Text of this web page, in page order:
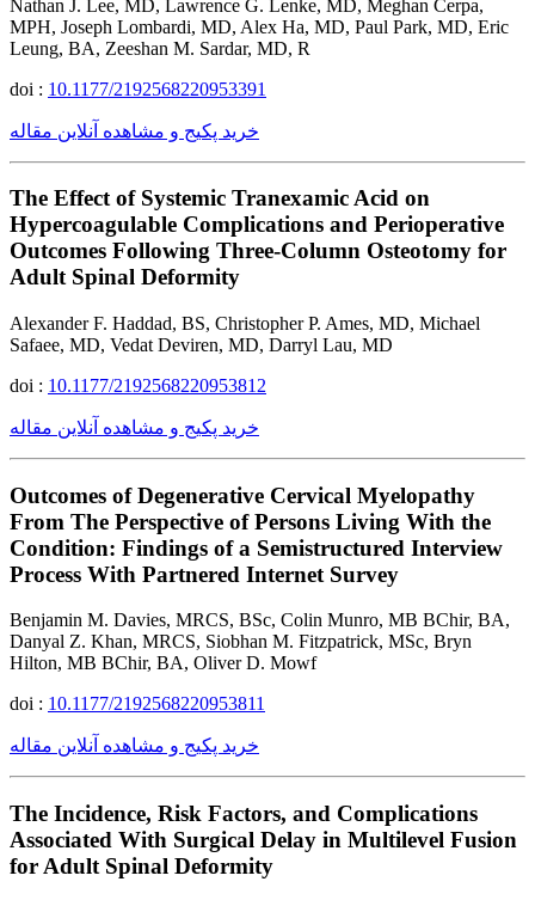
Nathan J. Lee, MD, Lawrence G. Lenke, MD, Meghan Cerpa,
MPH, Joseph Lombardi, MD, Alex Ha, MD, Paul Park, MD, Eric
Leung, BA, Zeeshan M. Sardar, MD, R
doi : 10.1177/2192568220953391
خرید پکیج و مشاهده آنلاین مقاله
The Effect of Systemic Tranexamic Acid on
Hypercoagulable Complications and Perioperative
Outcomes Following Three-Column Osteotomy for
Adult Spinal Deformity
Alexander F. Haddad, BS, Christopher P. Ames, MD, Michael
Safaee, MD, Vedat Deviren, MD, Darryl Lau, MD
doi : 10.1177/2192568220953812
خرید پکیج و مشاهده آنلاین مقاله
Outcomes of Degenerative Cervical Myelopathy
From The Perspective of Persons Living With the
Condition: Findings of a Semistructured Interview
Process With Partnered Internet Survey
Benjamin M. Davies, MRCS, BSc, Colin Munro, MB BChir, BA,
Danyal Z. Khan, MRCS, Siobhan M. Fitzpatrick, MSc, Bryn
Hilton, MB BChir, BA, Oliver D. Mowf
doi : 10.1177/2192568220953811
خرید پکیج و مشاهده آنلاین مقاله
The Incidence, Risk Factors, and Complications
Associated With Surgical Delay in Multilevel Fusion
for Adult Spinal Deformity